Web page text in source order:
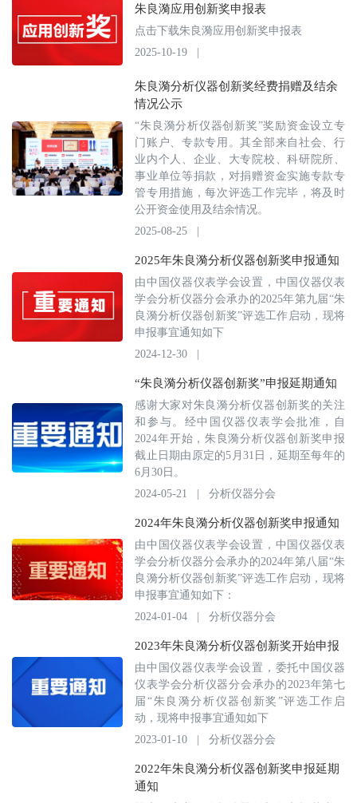
朱良漪应用创新奖申报表
点击下载朱良漪应用创新奖申报表
2025-10-19
朱良漪分析仪器创新奖经费捐赠及结余
情况公示
“朱良漪分析仪器创新奖”奖励资金设立专
门账户、专款专用。其全部来自社会、行
业内个人、企业、大专院校、科研院所、
事业单位等捐款，对捐赠资金实施专款专
管专用措施，每次评选工作完毕，将及时
公开资金使用及结余情况。
2025-08-25
2025年朱良漪分析仪器创新奖申报通知
由中国仪器仪表学会设置，中国仪器仪表
学会分析仪器分会承办的2025年第九届“朱
良漪分析仪器创新奖”评选工作启动，现将
申报事宜通知如下
2024-12-30
“朱良漪分析仪器创新奖”申报延期通知
感谢大家对朱良漪分析仪器创新奖的关注
和参与。经中国仪器仪表学会批准，自
2024年开始，朱良漪分析仪器创新奖申报
截止日期由原定的5月31日，延期至每年的
6月30日。
2024-05-21
分析仪器分会
2024年朱良漪分析仪器创新奖申报通知
由中国仪器仪表学会设置，中国仪器仪表
学会分析仪器分会承办的2024年第八届“朱
良漪分析仪器创新奖”评选工作启动，现将
申报事宜通知如下：
2024-01-04
分析仪器分会
2023年朱良漪分析仪器创新奖开始申报
由中国仪器仪表学会设置，委托中国仪器
仪表学会分析仪器分会承办的2023年第七
届“朱良漪分析仪器创新奖”评选工作启
动，现将申报事宜通知如下
2023-01-10
分析仪器分会
2022年朱良漪分析仪器创新奖申报延期
通知